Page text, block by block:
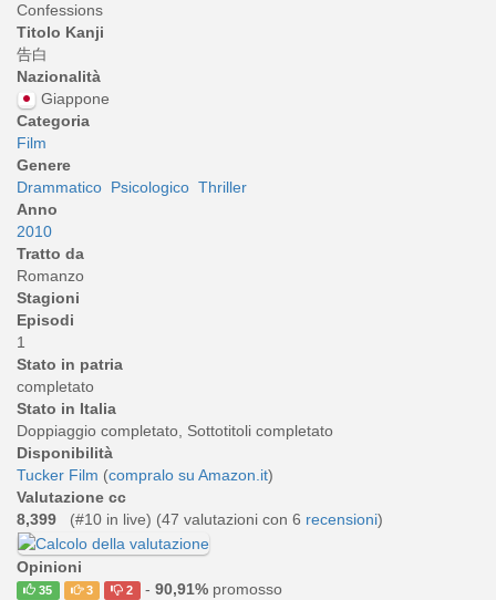
Confessions
Titolo Kanji
告白
Nazionalità
Giappone
Categoria
Film
Genere
Drammatico Psicologico Thriller
Anno
2010
Tratto da
Romanzo
Stagioni
Episodi
1
Stato in patria
completato
Stato in Italia
Doppiaggio completato, Sottotitoli completato
Disponibilità
Tucker Film (compralo su Amazon.it)
Valutazione cc
8,399
(#10 in live) (47 valutazioni con 6 recensioni)
Opinioni
35 3 2 - 90,91%promosso